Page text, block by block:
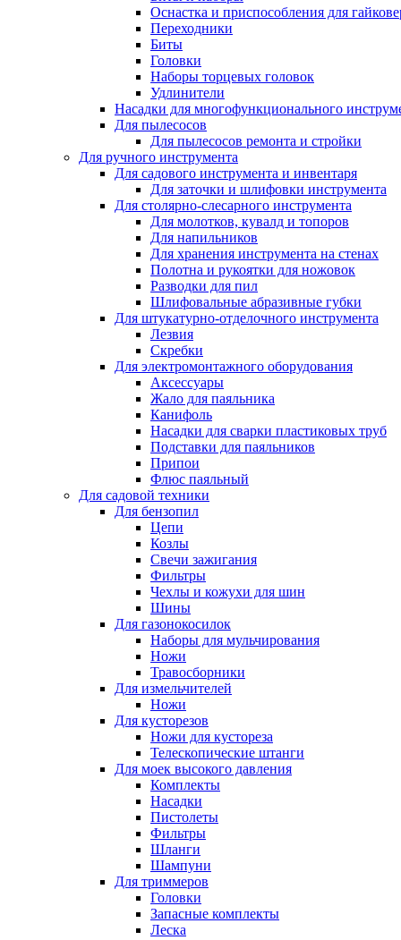
Оснастка и приспособления для
Переходники
Биты
Головки
Наборы торцевых головок
Удлинители
Насадки для многофункционального
Для пылесосов
Для пылесосов ремонта и стройки
Для ручного инструмента
Для садового инструмента и инвентаря
Для заточки и шлифовки инструмента
Для столярно-слесарного инструмента
Для молотков, кувалд и топоров
Для напильников
Для хранения инструмента на стенах
Полотна и рукоятки для ножовок
Разводки для пил
Шлифовальные абразивные губки
Для штукатурно-отделочного инструмента
Лезвия
Скребки
Для электромонтажного оборудования
Аксессуары
Жало для паяльника
Канифоль
Насадки для сварки пластиковых труб
Подставки для паяльников
Припои
Флюс паяльный
Для садовой техники
Для бензопил
Цепи
Козлы
Свечи зажигания
Фильтры
Чехлы и кожухи для шин
Шины
Для газонокосилок
Наборы для мульчирования
Ножи
Травосборники
Для измельчителей
Ножи
Для кусторезов
Ножи для кустореза
Телескопические штанги
Для моек высокого давления
Комплекты
Насадки
Пистолеты
Фильтры
Шланги
Шампуни
Для триммеров
Головки
Запасные комплекты
Леска